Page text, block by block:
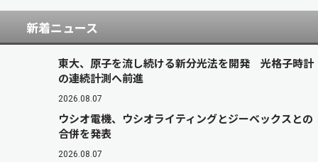
新着ニュース
東大、原子を流し続ける新分光法を開発 光格子時計
の連続計測へ前進
2026.08.07
ウシオ電機、ウシオライティングとジーベックスとの
合併を発表
2026.08.07